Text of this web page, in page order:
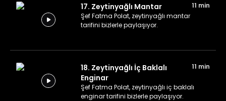
17. Zeytinyağlı Mantar
11 min
Şef Fatma Polat, zeytinyağlı mantar
tarifini bizlerle paylaşıyor.
18. Zeytinyağlı İç Baklalı
Enginar
11 min
Şef Fatma Polat, zeytinyağlı iç baklalı
enginar tarifini bizlerle paylaşıyor.